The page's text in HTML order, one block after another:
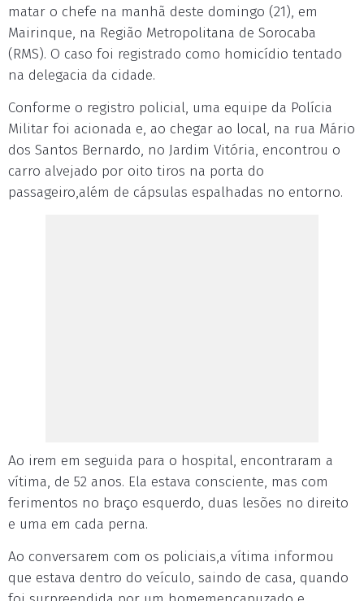
matar o chefe na manhã deste domingo (21), em
Mairinque, na Região Metropolitana de Sorocaba
(RMS). O caso foi registrado como homicídio tentado
na delegacia da cidade.
Conforme o registro policial, uma equipe da Polícia
Militar foi acionada e, ao chegar ao local, na rua Mário
dos Santos Bernardo, no Jardim Vitória, encontrou o
carro alvejado por oito tiros na porta do
passageiro,além de cápsulas espalhadas no entorno.
Ao irem em seguida para o hospital, encontraram a
vítima, de 52 anos. Ela estava consciente, mas com
ferimentos no braço esquerdo, duas lesões no direito
e uma em cada perna.
Ao conversarem com os policiais,a vítima informou
que estava dentro do veículo, saindo de casa, quando